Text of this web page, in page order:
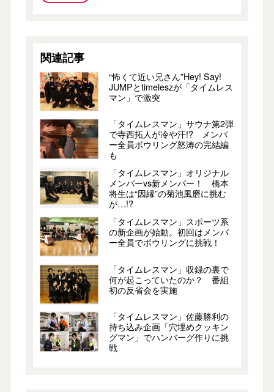
関連記事
“怖くて近い兄さん”Hey! Say!
JUMPとtimeleszが「タイムレス
マン」で激突
「タイムレスマン」サウナ第2弾
で寺西拓人が冷や汗!? メンバ
ー全員ボウリング怒涛の完結編
も
「タイムレスマン」オリジナル
メンバーvs新メンバー！ 橋本
将生は“因縁”の菊池風磨に挑む
が…!?
「タイムレスマン」スポーツ系
の新企画が始動。初回はメンバ
ー全員でボウリングに挑戦！
「タイムレスマン」収録の裏で
何が起こっていたのか？ 番組
初の反省会を実施
「タイムレスマン」佐藤勝利の
持ち込み企画「穴埋めクッキン
グマン」でハンバーグ作りに挑
戦